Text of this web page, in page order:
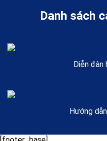
Danh sách
Diễn đàn
Hướng